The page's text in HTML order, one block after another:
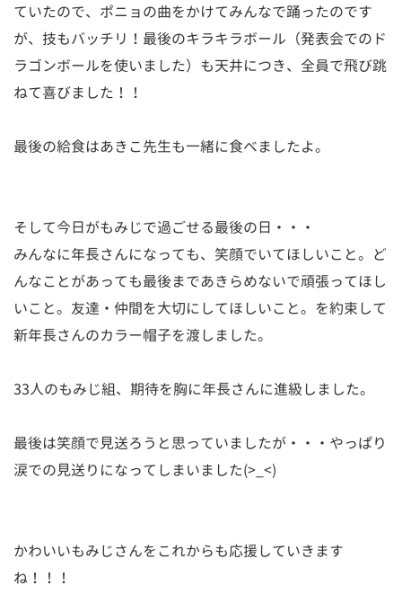
ていたので、ポニョの曲をかけてみんなで踊ったのです
が、技もバッチリ！最後のキラキラボール（発表会でのド
ラゴンボールを使いました）も天井につき、全員で飛び跳
ねて喜びました！！
最後の給食はあきこ先生も一緒に食べましたよ。
そして今日がもみじで過ごせる最後の日・・・
みんなに年長さんになっても、笑顔でいてほしいこと。ど
んなことがあっても最後まであきらめないで頑張ってほし
いこと。友達・仲間を大切にしてほしいこと。を約束して
新年長さんのカラー帽子を渡しました。
33人のもみじ組、期待を胸に年長さんに進級しました。
最後は笑顔で見送ろうと思っていましたが・・・やっぱり
涙での見送りになってしまいました(>_<)
かわいいもみじさんをこれからも応援していきます
ね！！！